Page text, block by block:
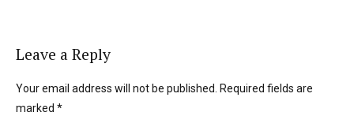
Leave a Reply
Your email address will not be published. Required fields are
marked *